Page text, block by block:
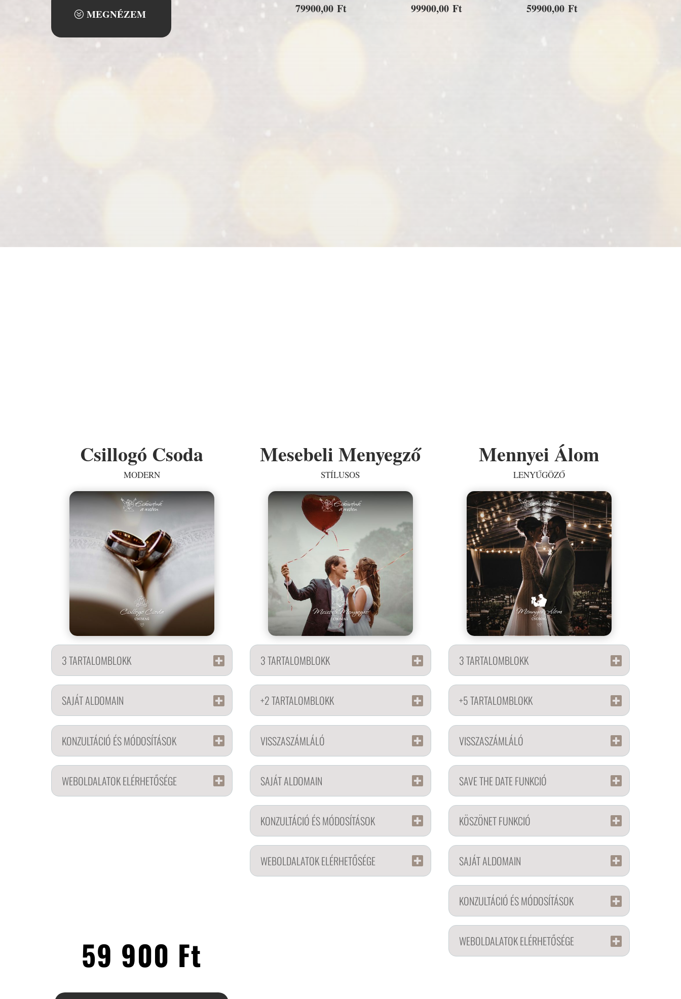
MEGNÉZEM 79900,00 Ft 99900,00 Ft 59900,00Ft
Csillogó Csoda
MODERN
3 TARTALOMBLOKK
SAJÁT ALDOMAIN
KONZULTÁCIÓ ÉS MÓDOSÍTÁSOK
WEBOLDALATOK ELÉRHETŐSÉGE
59 900 Ft
Mesebeli Menyegző
STÍLUSOS
3 TARTALOMBLOKK
+2 TARTALOMBLOKK
VISSZASZÁMLÁLÓ
SAJÁT ALDOMAIN
KONZULTÁCIÓ ÉS MÓDOSÍTÁSOK
WEBOLDALATOK ELÉRHETŐSÉGE
Mennyei Álom
LENYŰGÖZŐ
3 TARTALOMBLOKK
+5 TARTALOMBLOKK
VISSZASZÁMLÁLÓ
SAVE THE DATE FUNKCIÓ
KÖSZÖNET FUNKCIÓ
SAJÁT ALDOMAIN
KONZULTÁCIÓ ÉS MÓDOSÍTÁSOK
WEBOLDALATOK ELÉRHETŐSÉGE